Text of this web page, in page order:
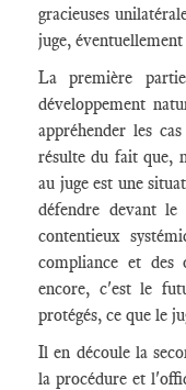
gracieuses
juge,
La première
développement
appréhender les
résulte du fait que,
au juge est une
défendre devant
contentieux
compliance et des
encore, c'est le
protégés, ce que le
Il en découle la
la procédure et